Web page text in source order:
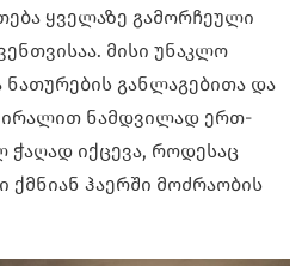
ყველაზე გამორჩეული
მისი უნაკლო
განლაგებითა და
ნამდვილად ერთ-
იქცევა, როდესაც
ქმნიან ჰაერში მოძრაობის